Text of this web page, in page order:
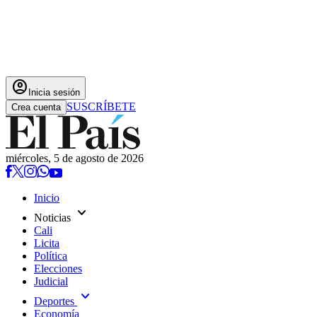
account_circle Inicia sesión
Crea cuenta SUSCRÍBETE
miércoles, 5 de agosto de 2026
Inicio
Noticias expand_more
Cali
Licita
Política
Elecciones
Judicial
Deportes expand_more
Economía